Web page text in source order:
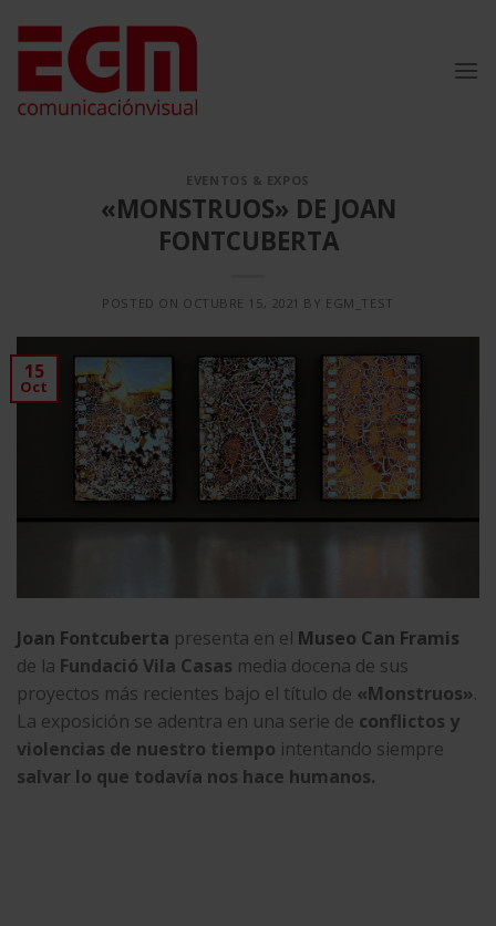
contenido
EVENTOS & EXPOS
«MONSTRUOS» DE JOAN
FONTCUBERTA
POSTED ON OCTUBRE 15, 2021 BY EGM_TEST
15
Oct
Joan Fontcuberta presenta en el Museo Can Framis
de la Fundació Vila Casas media docena de sus
proyectos más recientes bajo el título de «Monstruos».
La exposición se adentra en una serie de conflictos y
violencias de nuestro tiempo intentando siempre
salvar lo que todavía nos hace humanos.